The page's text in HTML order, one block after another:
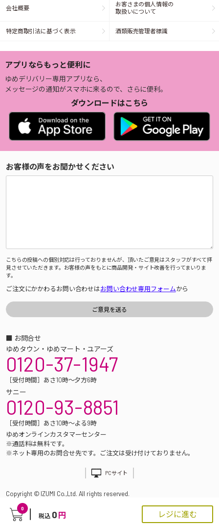
0
税込 0 円 レジに進む
会社概要
お客さまの個人情報の
取扱いについて
特定商取引法に基づく表示 酒類販売管理者標識
アプリならもっと便利に
ゆめデリバリー専用アプリなら、
メッセージの通知がスマホに来るので、さらに便利。
ダウンロードはこちら
お客様の声をお聞かせください
こちらの投稿への個別対応は行っておりませんが、頂いたご意見はスタッフがすべて拝
見させていただきます。お客様の声をもとに商品開発・サイト改善を行ってまいりま
す。
ご注文にかかわるお問い合わせはお問い合わせ専用フォームから
■ お問合せ
ゆめタウン・ゆめマート・ユアーズ
0120-37-1947
［受付時間］あさ10時～夕方6時
サニー
0120-93-8851
［受付時間］あさ10時～よる9時
ゆめオンラインカスタマーセンター
※通話料は無料です。
※ネット専用のお問合せ先です。ご注文は受け付けておりません。
PCサイト
Copyright © IZUMI Co.,Ltd. All rights reserved.